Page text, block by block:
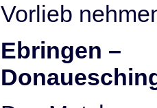
Vorlieb
Ebringen –